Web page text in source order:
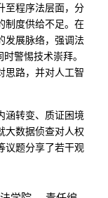
至程序法层面，分
制度供给不足。在
发展脉络，强调法
警惕技术崇拜。
思路，并对人工智
涵转变、质证困境
大数据侦查对人权
议题分享了若干观